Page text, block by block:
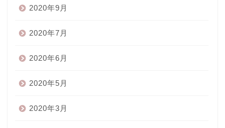
2020年9月
2020年7月
2020年6月
2020年5月
2020年3月